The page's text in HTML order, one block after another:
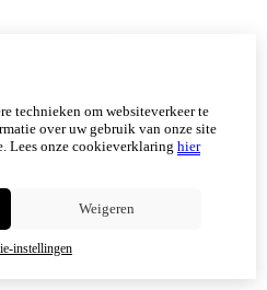
technieken om websiteverkeer te
over uw gebruik van onze site
Lees onze cookieverklaring hier
Weigeren
instellingen